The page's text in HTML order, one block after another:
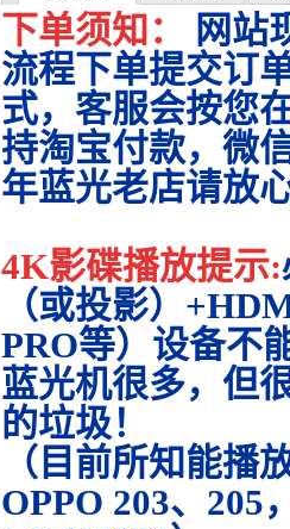
下单须知：
网站
流程下单提交订
式，客服会按您
持淘宝付款，微
年蓝光老店请放
4K影碟播放提示:
（或投影）
PRO等）设备不
蓝光机很多，但
的垃圾！
（目前所知能播
OPPO 203、205